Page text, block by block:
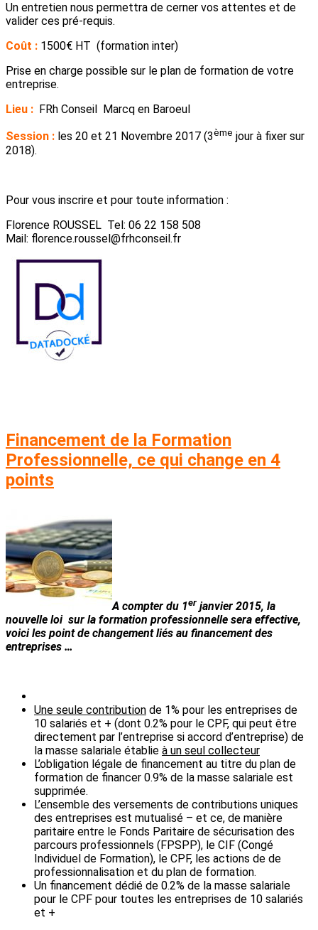
Un entretien nous permettra de cerner vos attentes et de
valider ces pré-requis.
Coût : 1500€ HT (formation inter)
Prise en charge possible sur le plan de formation de votre
entreprise.
Lieu : FRh Conseil Marcq en Baroeul
Session : les 20 et 21 Novembre 2017 (3ème jour à fixer sur
2018).
Pour vous inscrire et pour toute information :
Florence ROUSSEL Tel: 06 22 158 508
Mail: florence.roussel@frhconseil.fr
Financement de la Formation
Professionnelle, ce qui change en 4
points
A compter du 1er janvier 2015, la
nouvelle loi sur la formation professionnelle sera effective,
voici les point de changement liés au financement des
entreprises …
Une seule contribution de 1% pour les entreprises de
10 salariés et + (dont 0.2% pour le CPF, qui peut être
directement par l’entreprise si accord d’entreprise) de
la masse salariale établie à un seul collecteur
L’obligation légale de financement au titre du plan de
formation de financer 0.9% de la masse salariale est
supprimée.
L’ensemble des versements de contributions uniques
des entreprises est mutualisé – et ce, de manière
paritaire entre le Fonds Paritaire de sécurisation des
parcours professionnels (FPSPP), le CIF (Congé
Individuel de Formation), le CPF, les actions de de
professionnalisation et du plan de formation.
Un financement dédié de 0.2% de la masse salariale
pour le CPF pour toutes les entreprises de 10 salariés
et +